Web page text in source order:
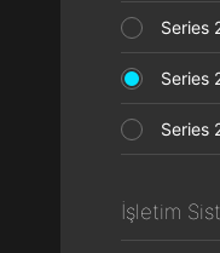
Series
Series
Series
İşletim